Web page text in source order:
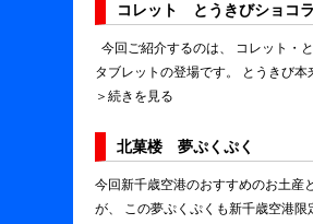
コレット とうきびショコ
今回ご紹介するのは、 コレット・
タブレットの登場です。 とうきび本
＞続きを見る
北菓楼 夢ぷくぷく
今回新千歳空港のおすすめのお土産
が、 この夢ぷくぷくも新千歳空港限